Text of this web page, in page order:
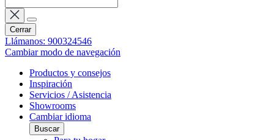
Cerrar
Llámanos: 900324546
Cambiar modo de navegación
Productos y consejos
Inspiración
Servicios / Asistencia
Showrooms
Cambiar idioma
Buscar